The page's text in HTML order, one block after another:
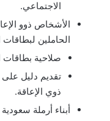
الاجتماعي.
الأشخاص ذوو
الحاملين
صلاحية بطاقات
تقديم دليل على
ذوي الإعاقة.
أبناء أرملة